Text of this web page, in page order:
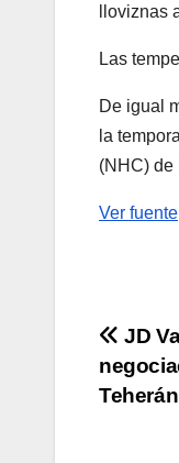
lloviznas
Las
De igual
la
(NHC) de
Ver fuente
de
JD